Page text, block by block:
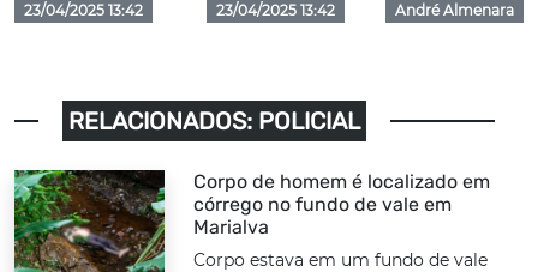
23/04/2025 13:42 23/04/2025 13:42 André Almenara
RELACIONADOS: POLICIAL
Corpo de homem é localizado em
córrego no fundo de vale em
Marialva
Corpo estava em um fundo de vale